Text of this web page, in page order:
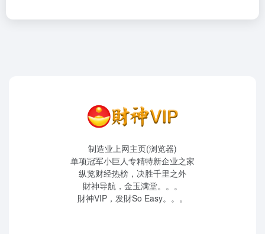
制造业上网主页(浏览器)
单项冠军小巨人专精特新企业之家
纵览财经热榜，决胜千里之外
財神导航，金玉满堂。。。
財神VIP，发財So Easy。。。